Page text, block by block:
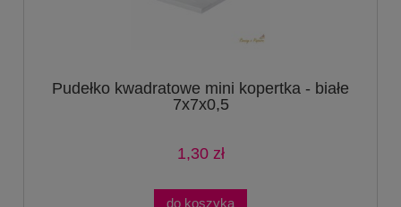
Pudełko kwadratowe mini kopertka - białe
7x7x0,5
1,30 zł
do koszyka